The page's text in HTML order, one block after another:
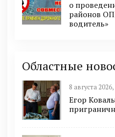
о
районов
водитель»
Областные
8 августа
Егор